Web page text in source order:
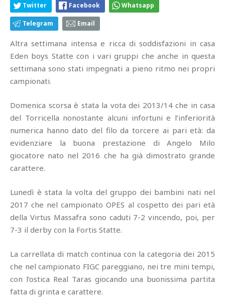
Twitter Facebook Whatsapp
Telegram Email
Altra settimana intensa e ricca di soddisfazioni in casa
Eden boys Statte con i vari gruppi che anche in questa
settimana sono stati impegnati a pieno ritmo nei propri
campionati.
Domenica scorsa è stata la vota dei 2013/14 che in casa
del Torricella nonostante alcuni infortuni e l’inferiorità
numerica hanno dato del filo da torcere ai pari età: da
evidenziare la buona prestazione di Angelo Milo
giocatore nato nel 2016 che ha già dimostrato grande
carattere.
Lunedì è stata la volta del gruppo dei bambini nati nel
2017 che nel campionato OPES al cospetto dei pari età
della Virtus Massafra sono caduti 7-2 vincendo, poi, per
7-3 il derby con la Fortis Statte.
La carrellata di match continua con la categoria dei 2015
che nel campionato FIGC pareggiano, nei tre mini tempi,
con l’ostica Real Taras giocando una buonissima partita
fatta di grinta e carattere.